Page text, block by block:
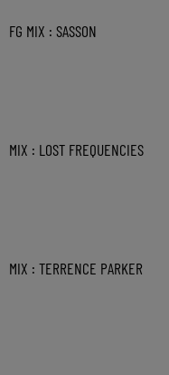
FG MIX : SASSON
MIX : LOST FREQUENCIES
MIX : TERRENCE PARKER